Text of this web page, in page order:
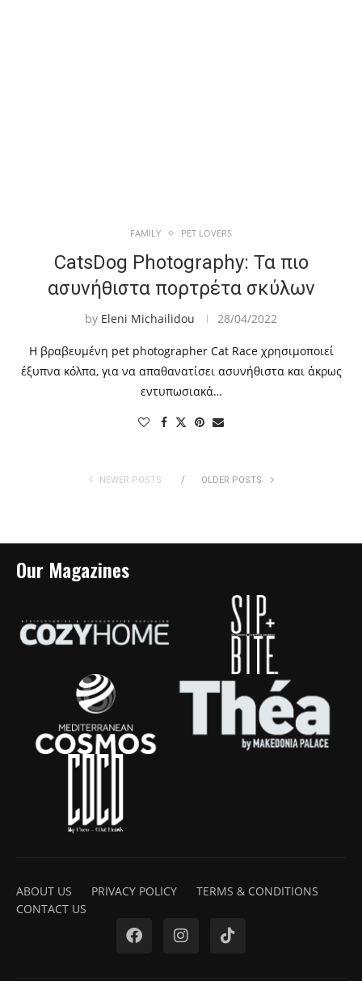
FAMILY PET LOVERS
CatsDog Photography: Τα πιο
ασυνήθιστα πορτρέτα σκύλων
by Eleni Michailidou 28/04/2022
Η βραβευμένη pet photographer Cat Race χρησιμοποιεί
έξυπνα κόλπα, για να απαθανατίσει ασυνήθιστα και άκρως
εντυπωσιακά…
NEWER POSTS OLDER POSTS
Our Magazines
ABOUT US PRIVACY POLICY
TERMS & CONDITIONS
CONTACT US